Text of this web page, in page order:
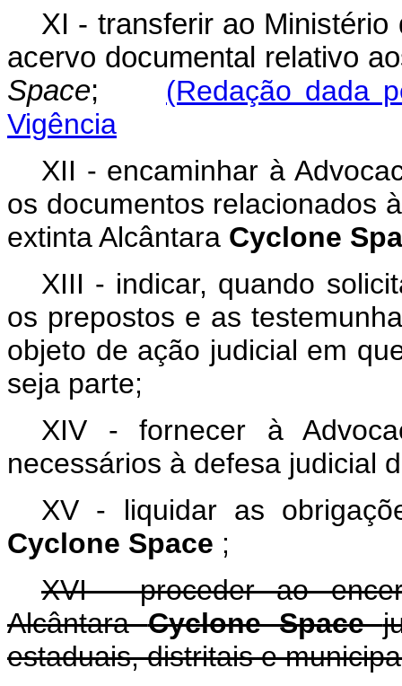
XI - transferir ao Ministério
acervo documental relativo
Space; (Redação dada
Vigência
XII - encaminhar à
os documentos relacionados
extinta Alcântara Cyclone
XIII - indicar, quando
os prepostos e as
objeto de ação judicial em
seja parte;
XIV - fornecer à
necessários à defesa judicial
XV - liquidar as
Cyclone Space ;
XVI - proceder ao
AlcântaraCyclone Space
estaduais, distritais e